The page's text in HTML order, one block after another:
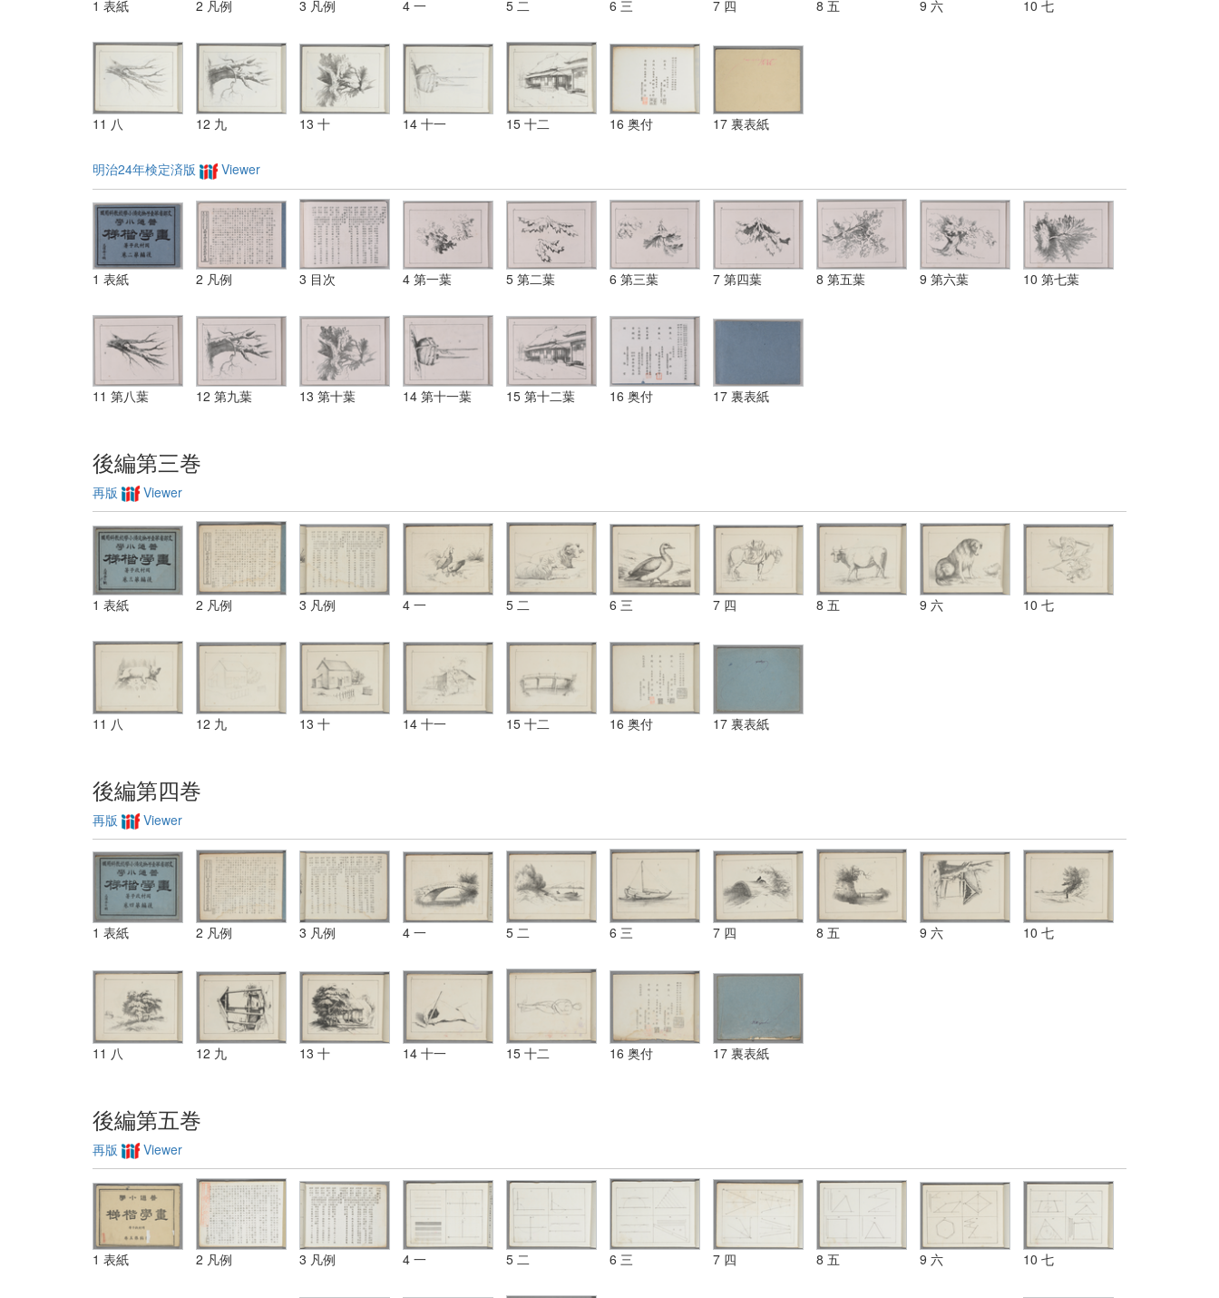
1 表紙 2 凡例 3 凡例 4 一 5 二 6 三 7 四 8 五 9 六 10 七
11 八 12 九 13 十 14 十一 15 十二 16 奥付 17 裏表紙
明治24年検定済版 Viewer
1 表紙 2 凡例 3 目次 4 第一葉 5 第二葉 6 第三葉 7 第四葉 8 第五葉 9 第六葉 10 第七葉
11 第八葉 12 第九葉 13 第十葉 14 第十一葉 15 第十二葉 16 奥付 17 裏表紙
後編第三巻
再版 Viewer
1 表紙 2 凡例 3 凡例 4 一 5 二 6 三 7 四 8 五 9 六 10 七
11 八 12 九 13 十 14 十一 15 十二 16 奥付 17 裏表紙
後編第四巻
再版 Viewer
1 表紙 2 凡例 3 凡例 4 一 5 二 6 三 7 四 8 五 9 六 10 七
11 八 12 九 13 十 14 十一 15 十二 16 奥付 17 裏表紙
後編第五巻
再版 Viewer
1 表紙 2 凡例 3 凡例 4 一 5 二 6 三 7 四 8 五 9 六 10 七